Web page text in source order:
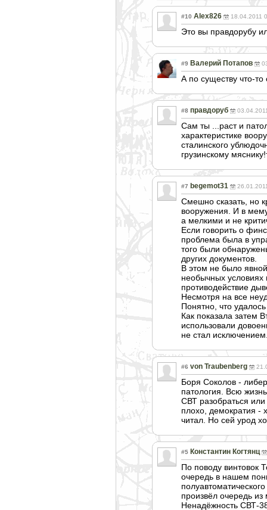
#10 Alex826 18.04.2011
Это вы правдорубу
#9 Валерий Потапов
А по существу что-то
#8 правдоруб
Сам ты ...раст и
характеристике
сталинского
грузинскому
#7 begemot31
Смешно сказать, но
вооружения. И в
а мелкими и не
Если говорить о
проблема была в
того были
других документов.
В этом не было
необычных условиях
противодействие
Несмотря на все
Понятно, что
Как показала затем
использовали
не стал
#6 von Traubenberg
Боря Соколов -
патология. Всю
СВТ разобраться
плохо, демократия -
читал. Но сей урод
#5 Константин Когтянц
По поводу винтовок
очередь в нашем
полуавтоматичес
произвёл очередь
Ненадёжность СВТ-